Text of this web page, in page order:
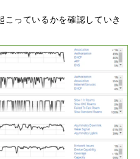
っているかを確認していき